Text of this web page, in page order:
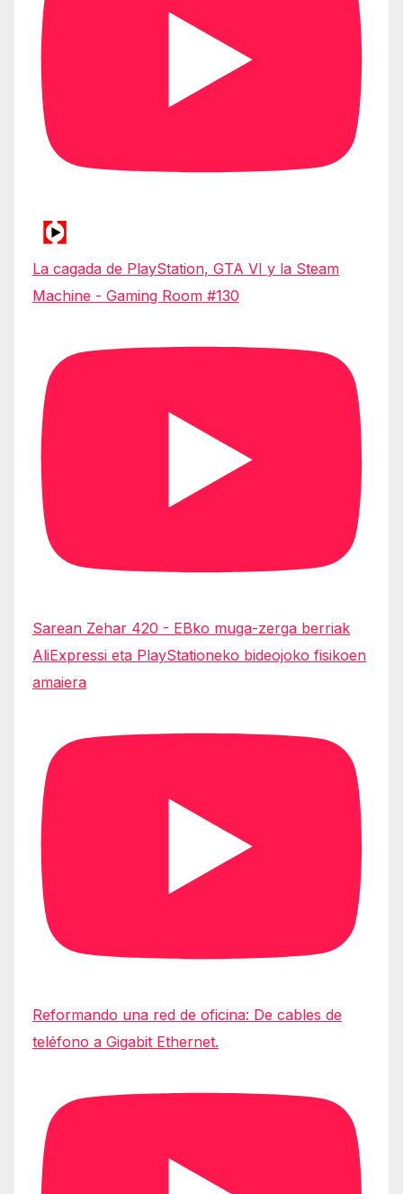
La cagada de PlayStation, GTA VI y la Steam
Machine - Gaming Room #130
Sarean Zehar 420 - EBko muga-zerga berriak
AliExpressi eta PlayStationeko bideojoko fisikoen
amaiera
Reformando una red de oficina: De cables de
teléfono a Gigabit Ethernet.